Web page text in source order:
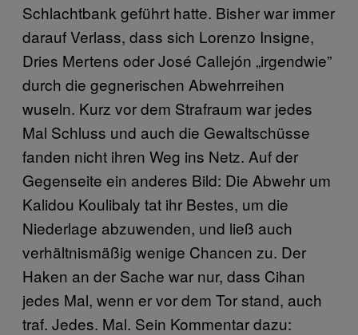
Schlachtbank geführt hatte. Bisher war immer
darauf Verlass, dass sich Lorenzo Insigne,
Dries Mertens oder José Callejón „irgendwie”
durch die gegnerischen Abwehrreihen
wuseln. Kurz vor dem Strafraum war jedes
Mal Schluss und auch die Gewaltschüsse
fanden nicht ihren Weg ins Netz. Auf der
Gegenseite ein anderes Bild: Die Abwehr um
Kalidou Koulibaly tat ihr Bestes, um die
Niederlage abzuwenden, und ließ auch
verhältnismäßig wenige Chancen zu. Der
Haken an der Sache war nur, dass Cihan
jedes Mal, wenn er vor dem Tor stand, auch
traf. Jedes. Mal. Sein Kommentar dazu: